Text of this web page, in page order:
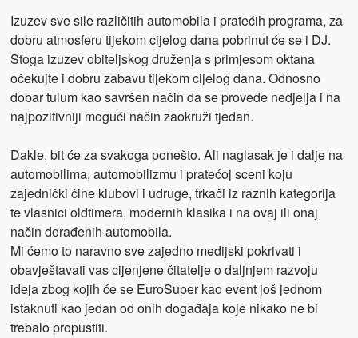
Izuzev sve sile različitih automobila i pratećih programa, za
dobru atmosferu tijekom cijelog dana pobrinut će se i DJ.
Stoga izuzev obiteljskog druženja s primjesom oktana
očekujte i dobru zabavu tijekom cijelog dana. Odnosno
dobar tulum kao savršen način da se provede nedjelja i na
najpozitivniji mogući način zaokruži tjedan.
Dakle, bit će za svakoga ponešto. Ali naglasak je i dalje na
automobilima, automobilizmu i pratećoj sceni koju
zajednički čine klubovi i udruge, trkači iz raznih kategorija
te vlasnici oldtimera, modernih klasika i na ovaj ili onaj
način dorađenih automobila.
Mi ćemo to naravno sve zajedno medijski pokrivati i
obavještavati vas cijenjene čitatelje o daljnjem razvoju
ideja zbog kojih će se EuroSuper kao event još jednom
istaknuti kao jedan od onih događaja koje nikako ne bi
trebalo propustiti.